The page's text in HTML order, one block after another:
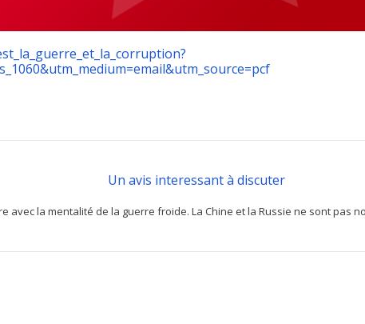
Un avis interessant à discuter
avec la mentalité de la guerre froide. La Chine et la Russie ne sont pas